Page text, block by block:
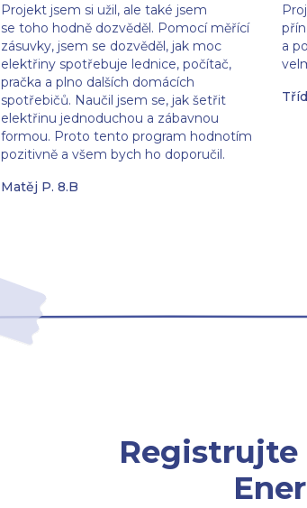
Projekt jsem si užil, ale také jsem
se toho hodně dozvěděl. Pomocí měřící
zásuvky, jsem se dozvěděl, jak moc
elektřiny spotřebuje lednice, počítač,
pračka a plno dalších domácích
spotřebičů. Naučil jsem se, jak šetřit
elektřinu jednoduchou a zábavnou
formou. Proto tento program hodnotím
pozitivně a všem bych ho doporučil.
Matěj P. 8.B
a
Registrujte